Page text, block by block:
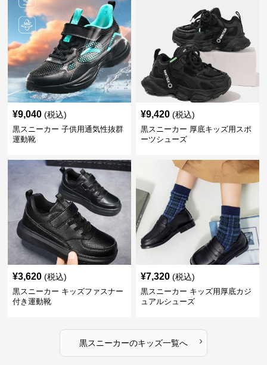
¥9,040 (税込)
黒スニーカー 子供用通気性抜群
運動靴
¥9,420 (税込)
黒スニーカー 厚底キッズ用スポ
ーツシューズ
¥3,620 (税込)
黒スニーカー キッズファスナー
付き運動靴
¥7,320 (税込)
黒スニーカー キッズ用厚底カジ
ュアルシューズ
黒スニーカーのキッズ一覧へ ›